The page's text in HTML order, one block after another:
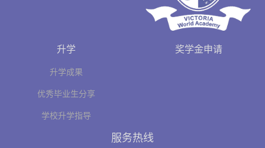
升学
升学成果
优秀毕业生分享
学校升学指导
奖学金申请
服务热线